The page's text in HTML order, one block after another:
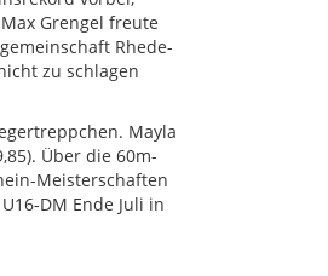
Grengel freute
Rhede-
zu schlagen
Mayla
Über die 60m-
Meisterschaften
DM Ende Juli in